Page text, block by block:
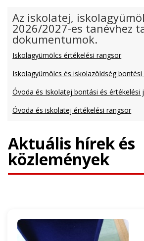
Az iskolatej,
2026/2027-es tanévhez
dokumentumok.
Iskolagyümölcs értékelési rangsor
Iskolagyümölcs és iskolazöldség
Óvoda és Iskolatej bontási és értékelési
Óvoda és iskolatej értékelési rangsor
Aktuális hírek és
közlemények